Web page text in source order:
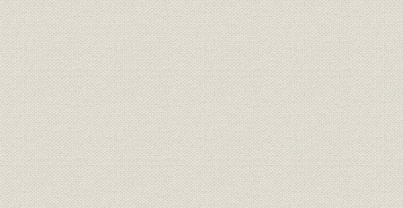
経営
東京府統計表による明治前期に
おける製靴工場の概要(明治
9~14年)
明治9年
(1881年)
経営者
弾 直樹 旧幕以来の伝統を活かし
つつ、製革・製靴事業に洋式手
法を取り入れることに意欲的だ
った。
[明治2年
資料
革職教師チアレス・ヘンニンゲ
ルの雇い入れ文書。
[明治4年
「弾北岡組」の運営は実際上